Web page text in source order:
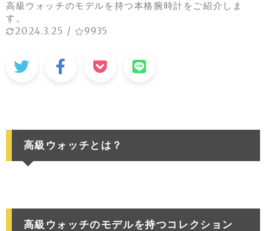
高級ウォッチのモデルを持つ本格腕時計をご紹介しま
す。
2024.3.25 / 9935
高級ウォッチとは？
高級ウォッチのモデルを持つコレクション